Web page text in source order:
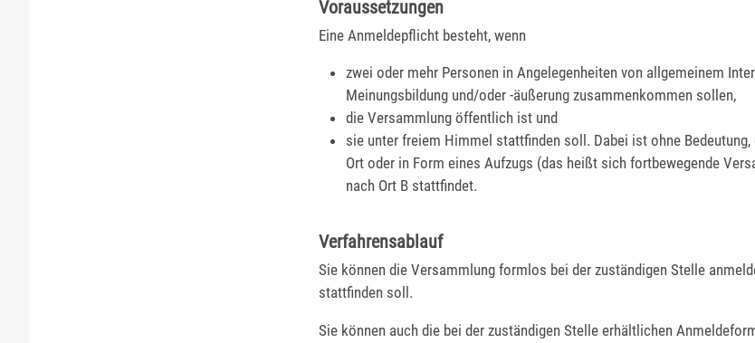
Voraussetzungen
Eine Anmeldepflicht besteht, wenn
zwei oder mehr Personen in Angelegenheiten von allgemeinem
Meinungsbildung und/oder -äußerung zusammenkommen sollen,
die Versammlung öffentlich ist und
sie unter freiem Himmel stattfinden soll. Dabei ist ohne
Ort oder in Form eines Aufzugs (das heißt sich fortbewegende
nach Ort B stattfindet.
Verfahrensablauf
Sie können die Versammlung formlos bei der zuständigen Stelle
stattfinden soll.
Sie können auch die bei der zuständigen Stelle erhältlichen